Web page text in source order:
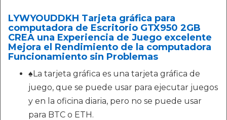
LYWYOUDDKH Tarjeta gráfica para
computadora de Escritorio GTX950 2GB
CREA una Experiencia de Juego excelente
Mejora el Rendimiento de la computadora
Funcionamiento sin Problemas
♠La tarjeta gráfica es una tarjeta gráfica de
juego, que se puede usar para ejecutar juegos
y en la oficina diaria, pero no se puede usar
para BTC o ETH.